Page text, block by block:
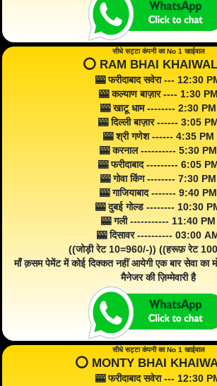
सीधे सट्टा कंपनी का No 1 खाईवाल
⭕️ RAM BHAI
🎰 फरीदाबाद सवेरा --- 12:30
🎰 कल्याण बाज़ार ---- 1:30 PM
🎰 खाटू धाम -------- 2:30 PM
🎰 दिल्ली बाज़ार ------ 3:05
🎰 श्री गणेश ------ 4:35 PM
🎰 करनाल ---------- 5:30 PM
🎰 फरीदाबाद --------- 6:05
🎰 गोवा किंग -------- 7:30 PM
🎰 गाजियाबाद ------- 9:40 PM
🎰 दुबई गोल्ड -------- 10:30
🎰 गली ----------- 11:40 PM
🎰 दिसावर ---------- 03:00
((जोड़ी रेट 10=960/-)) ((हरूफ़ रेट
माँ क़सम पेमेंट में कोई दिक्कत नहीं आयेगी एक बार सेवा का
मैनेजर की ज़िम्मेवारी है
सीधे सट्टा कंपनी का No 1 खाईवाल
⭕️ MONTY BHAI
🎰 फरीदाबाद सवेरा --- 12:30